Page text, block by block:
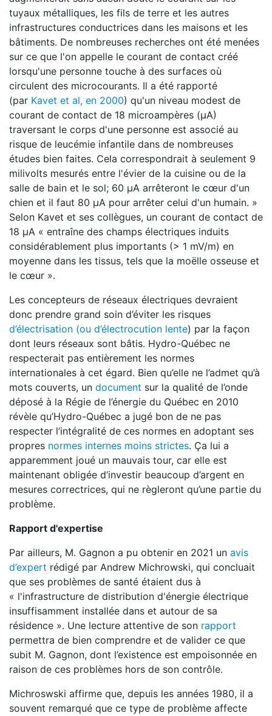
tuyaux métalliques, les fils de terre et les autres
infrastructures conductrices dans les maisons et les
bâtiments. De nombreuses recherches ont été menées
sur ce que l'on appelle le courant de contact créé
lorsqu'une personne touche à des surfaces où
circulent des microcourants. Il a été rapporté
(par Kavet et al, en 2000) qu'un niveau modest de
courant de contact de 18 microampères (μA)
traversant le corps d'une personne est associé au
risque de leucémie infantile dans de nombreuses
études bien faites. Cela correspondrait à seulement 9
milivolts mesurés entre l'évier de la cuisine ou de la
salle de bain et le sol; 60 μA arrêteront le cœur d'un
chien et il faut 80 μA pour arrêter celui d'un humain. »
Selon Kavet et ses collègues, un courant de contact de
18 μA « entraîne des champs électriques induits
considérablement plus importants (> 1 mV/m) en
moyenne dans les tissus, tels que la moëlle osseuse et
le cœur ».
Les concepteurs de réseaux électriques devraient
donc prendre grand soin d’éviter les risques
d’électrisation (ou d’électrocution lente) par la façon
dont leurs réseaux sont bâtis. Hydro-Québec ne
respecterait pas entièrement les normes
internationales à cet égard. Bien qu’elle ne l’admet qu’à
mots couverts, un document sur la qualité de l’onde
déposé à la Régie de l’énergie du Québec en 2010
révèle qu’Hydro-Québec a jugé bon de ne pas
respecter l’intégralité de ces normes en adoptant ses
propres normes internes moins strictes. Ça lui a
apparemment joué un mauvais tour, car elle est
maintenant obligée d’investir beaucoup d’argent en
mesures correctrices, qui ne règleront qu’une partie du
problème.
Rapport d'expertise
Par ailleurs, M. Gagnon a pu obtenir en 2021 un avis
d’expert rédigé par Andrew Michrowski, qui concluait
que ses problèmes de santé étaient dus à
« l'infrastructure de distribution d'énergie électrique
insuffisamment installée dans et autour de sa
résidence ». Une lecture attentive de son rapport
permettra de bien comprendre et de valider ce que
subit M. Gagnon, dont l’existence est empoisonnée en
raison de ces problèmes hors de son contrôle.
Michroswski affirme que, depuis les années 1980, il a
souvent remarqué que ce type de problème affecte